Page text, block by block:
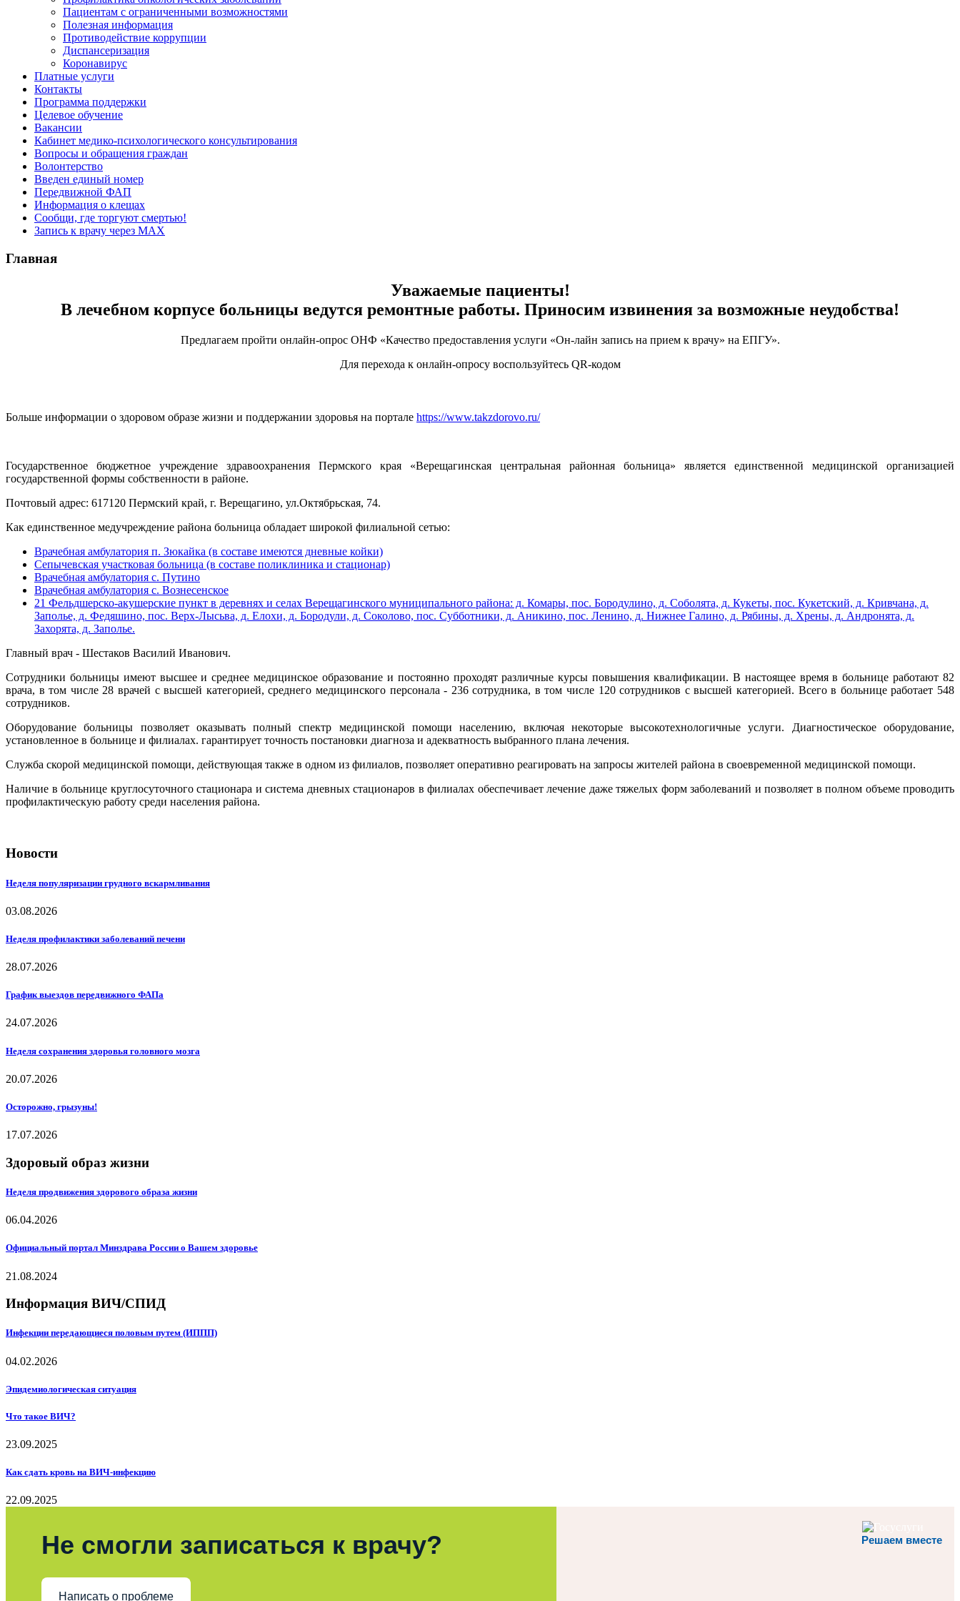
Пациентам с ограниченными возможностями
Полезная информация
Противодействие коррупции
Диспансеризация
Коронавирус
Платные услуги
Контакты
Программа поддержки
Целевое обучение
Вакансии
Кабинет медико-психологического консультирования
Вопросы и обращения граждан
Волонтерство
Введен единый номер
Передвижной ФАП
Информация о клещах
Сообщи, где торгуют смертью!
Запись к врачу через МАХ
Главная
Уважаемые пациенты!
В лечебном корпусе больницы ведутся ремонтные работы. Приносим извинения за возможные неудобства!
Предлагаем пройти онлайн-опрос ОНФ «Качество предоставления услуги «Он-лайн запись на прием к врачу» на ЕПГУ».
Для перехода к онлайн-опросу воспользуйтесь QR-кодом
Больше информации о здоровом образе жизни и поддержании здоровья на портале https://www.takzdorovo.ru/
Государственное бюджетное учреждение здравоохранения Пермского края «Верещагинская центральная районная больница» является единственной медицинской организацией
государственной формы собственности в районе.
Почтовый адрес: 617120 Пермский край, г. Верещагино, ул.Октябрьская, 74.
Как единственное медучреждение района больница обладает широкой филиальной сетью:
Врачебная амбулатория п. Зюкайка (в составе имеются дневные койки)
Сепычевская участковая больница (в составе поликлиника и стационар)
Врачебная амбулатория с. Путино
Врачебная амбулатория с. Вознесенское
21 Фельдшерско-акушерские пункт в деревнях и селах Верещагинского муниципального района: д. Комары, пос. Бородулино, д. Соболята, д. Кукеты, пос. Кукетский, д. Кривчана, д.
Заполье, д. Федяшино, пос. Верх-Лысьва, д. Елохи, д. Бородули, д. Соколово, пос. Субботники, д. Аникино, пос. Ленино, д. Нижнее Галино, д. Рябины, д. Хрены, д. Андронята, д.
Захорята, д. Заполье.
Главный врач - Шестаков Василий Иванович.
Сотрудники больницы имеют высшее и среднее медицинское образование и постоянно проходят различные курсы повышения квалификации. В настоящее время в больнице работают 82
врача, в том числе 28 врачей с высшей категорией, среднего медицинского персонала - 236 сотрудника, в том числе 120 сотрудников с высшей категорией. Всего в больнице работает 548
сотрудников.
Оборудование больницы позволяет оказывать полный спектр медицинской помощи населению, включая некоторые высокотехнологичные услуги. Диагностическое оборудование,
установленное в больнице и филиалах. гарантирует точность постановки диагноза и адекватность выбранного плана лечения.
Служба скорой медицинской помощи, действующая также в одном из филиалов, позволяет оперативно реагировать на запросы жителей района в своевременной медицинской помощи.
Наличие в больнице круглосуточного стационара и система дневных стационаров в филиалах обеспечивает лечение даже тяжелых форм заболеваний и позволяет в полном объеме проводить
профилактическую работу среди населения района.
Новости
Неделя популяризации грудного вскармливания
03.08.2026
Неделя профилактики заболеваний печени
28.07.2026
График выездов передвижного ФАПа
24.07.2026
Неделя сохранения здоровья головного мозга
20.07.2026
Осторожно, грызуны!
17.07.2026
Здоровый образ жизни
Неделя продвижения здорового образа жизни
06.04.2026
Официальный портал Минздрава России о Вашем здоровье
21.08.2024
Информация ВИЧ/СПИД
Инфекции передающиеся половым путем (ИППП)
04.02.2026
Эпидемиологическая ситуация
Что такое ВИЧ?
23.09.2025
Как сдать кровь на ВИЧ-инфекцию
22.09.2025
Решаем вместе
Не смогли записаться к врачу?
Написать о проблеме